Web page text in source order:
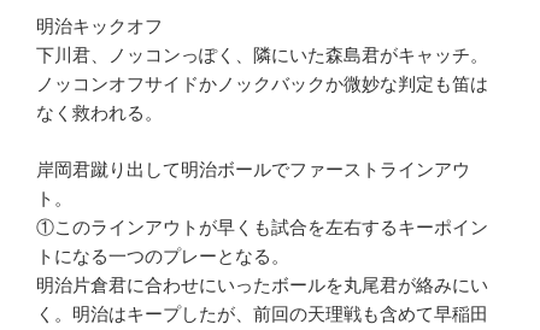
明治キックオフ
下川君、ノッコンっぽく、隣にいた森島君がキャッチ。
ノッコンオフサイドかノックバックか微妙な判定も笛は
なく救われる。
岸岡君蹴り出して明治ボールでファーストラインアウ
ト。
①このラインアウトが早くも試合を左右するキーポイン
トになる一つのプレーとなる。
明治片倉君に合わせにいったボールを丸尾君が絡みにい
く。明治はキープしたが、前回の天理戦も含めて早稲田